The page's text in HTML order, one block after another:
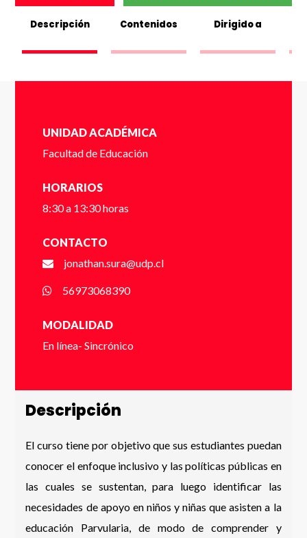
Descripción Contenidos Dirigido a
UNIDAD ACADÉMICA
Facultad de Educación
HORARIOS
8:30 a 13:30 horas
CONTACTO
jonathan.sura@udp.cl
56973068390
MODALIDAD
En línea- Sincrónico
Descripción
El curso tiene por objetivo que sus estudiantes puedan
conocer el enfoque inclusivo y las políticas públicas en
las cuales se sustentan, para luego identificar las
necesidades de apoyo en niños y niñas que asisten a la
educación Parvularia, de modo de comprender y
Dígito verificador (Ej: 2) *
Nombre *
Apellido *
Número de Celular * (+56 9 xxxx xxxx)